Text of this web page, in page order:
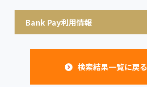
Bank Pay利用情報
検索結果一覧に戻る